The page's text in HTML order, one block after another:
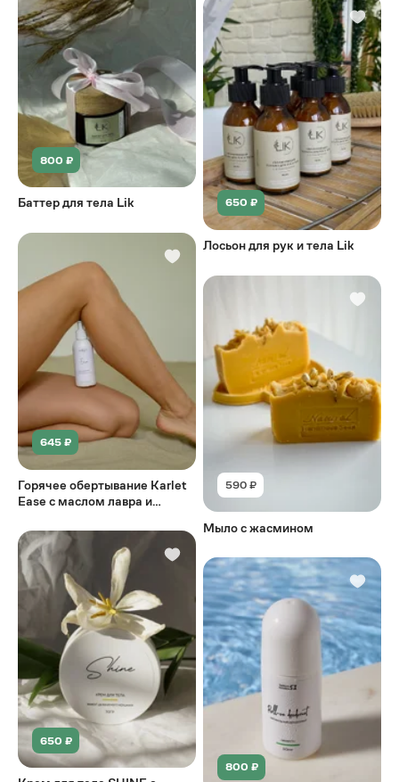
800 ₽
Баттер для тела Lik
645 ₽
Горячее обертывание Karlet
Ease с маслом лавра и
азиатской
650 ₽
650 ₽
Лосьон для рук и тела Lik
590 ₽
Мыло с жасмином
800 ₽